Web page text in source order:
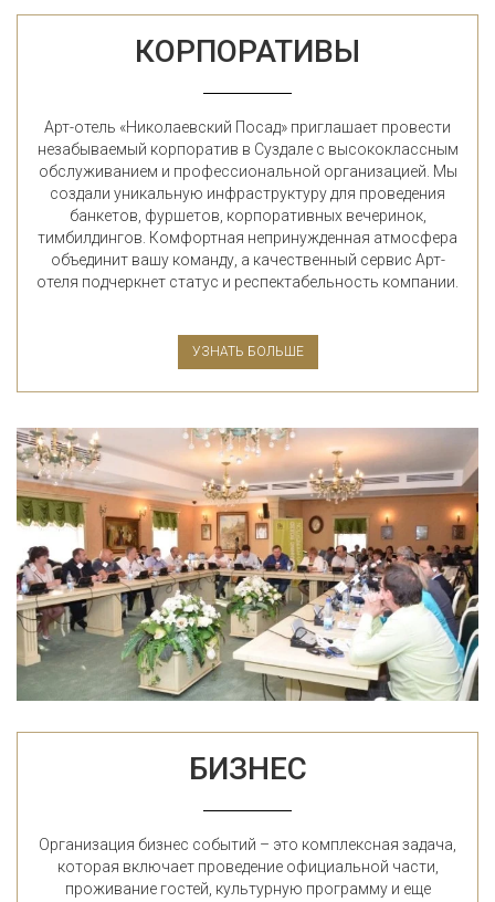
КОРПОРАТИВЫ
Арт-отель «Николаевский Посад» приглашает провести
незабываемый корпоратив в Суздале с высококлассным
обслуживанием и профессиональной организацией. Мы
создали уникальную инфраструктуру для проведения
банкетов, фуршетов, корпоративных вечеринок,
тимбилдингов. Комфортная непринужденная атмосфера
объединит вашу команду, а качественный сервис Арт-
отеля подчеркнет статус и респектабельность компании.
УЗНАТЬ БОЛЬШЕ
БИЗНЕС
Организация бизнес событий – это комплексная задача,
которая включает проведение официальной части,
проживание гостей, культурную программу и еще